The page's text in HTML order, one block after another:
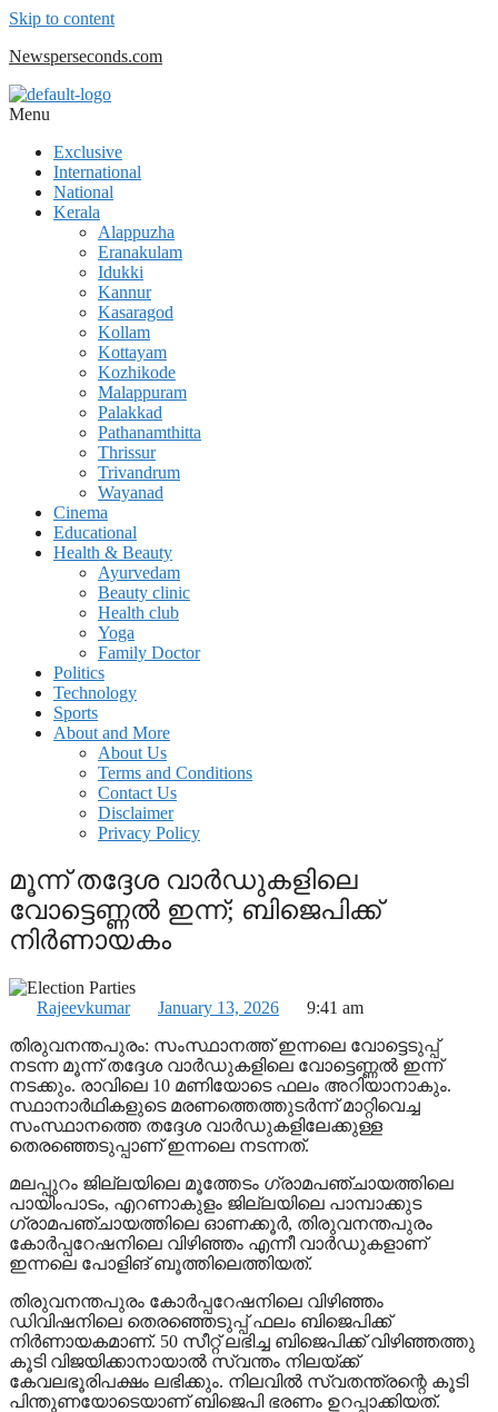
Skip to content
Newsperseconds.com
Menu
Exclusive
International
National
Kerala
Alappuzha
Eranakulam
Idukki
Kannur
Kasaragod
Kollam
Kottayam
Kozhikode
Malappuram
Palakkad
Pathanamthitta
Thrissur
Trivandrum
Wayanad
Cinema
Educational
Health & Beauty
Ayurvedam
Beauty clinic
Health club
Yoga
Family Doctor
Politics
Technology
Sports
About and More
About Us
Terms and Conditions
Contact Us
Disclaimer
Privacy Policy
മൂന്ന് തദ്ദേശ വാർഡുകളിലെ
വോട്ടെണ്ണൽ ഇന്ന്; ബിജെപിക്ക്
നിർണായകം
Rajeevkumar January 13, 2026
9:41 am
തിരുവനന്തപുരം: സംസ്ഥാനത്ത് ഇന്നലെ വോട്ടെടുപ്പ്
നടന്ന മൂന്ന് തദ്ദേശ വാർഡുകളിലെ വോട്ടെണ്ണൽ ഇന്ന്
നടക്കും. രാവിലെ 10 മണിയോടെ ഫലം അറിയാനാകും.
സ്ഥാനാര്‍ഥികളുടെ മരണത്തെത്തുടര്‍ന്ന് മാറ്റിവെച്ച
സംസ്ഥാനത്തെ തദ്ദേശ വാര്‍ഡുകളിലേക്കുള്ള
തെരഞ്ഞെടുപ്പാണ് ഇന്നലെ നടന്നത്.
മലപ്പുറം ജില്ലയിലെ മൂത്തേടം ഗ്രാമപഞ്ചായത്തിലെ
പായിംപാടം, എറണാകുളം ജില്ലയിലെ പാമ്പാക്കുട
ഗ്രാമപഞ്ചായത്തിലെ ഓണക്കൂര്‍, തിരുവനന്തപുരം
കോര്‍പ്പറേഷനിലെ വിഴിഞ്ഞം എന്നീ വാര്‍ഡുകളാണ്
ഇന്നലെ പോളിങ് ബൂത്തിലെത്തിയത്.
തിരുവനന്തപുരം കോര്‍പ്പറേഷനിലെ വിഴിഞ്ഞം
ഡിവിഷനിലെ തെരഞ്ഞെടുപ്പ് ഫലം ബിജെപിക്ക്
നിര്‍ണായകമാണ്. 50 സീറ്റ് ലഭിച്ച ബിജെപിക്ക് വിഴിഞ്ഞത്തു
കൂടി വിജയിക്കാനായാല്‍ സ്വന്തം നിലയ്ക്ക്
കേവലഭൂരിപക്ഷം ലഭിക്കും. നിലവില്‍ സ്വതന്ത്രന്റെ കൂടി
പിന്തുണയോടെയാണ് ബിജെപി ഭരണം ഉറപ്പാക്കിയത്.